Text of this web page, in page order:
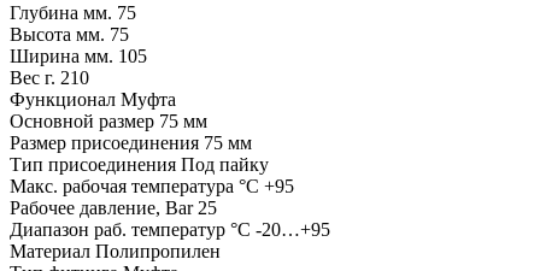
Глубина мм. 75
Высота мм. 75
Ширина мм. 105
Вес г. 210
Функционал Муфта
Основной размер 75 мм
Размер присоединения 75 мм
Тип присоединения Под пайку
Макc. рабочая температура °С +95
Рабочее давление, Bar 25
Диапазон раб. температур °С -20…+95
Материал Полипропилен